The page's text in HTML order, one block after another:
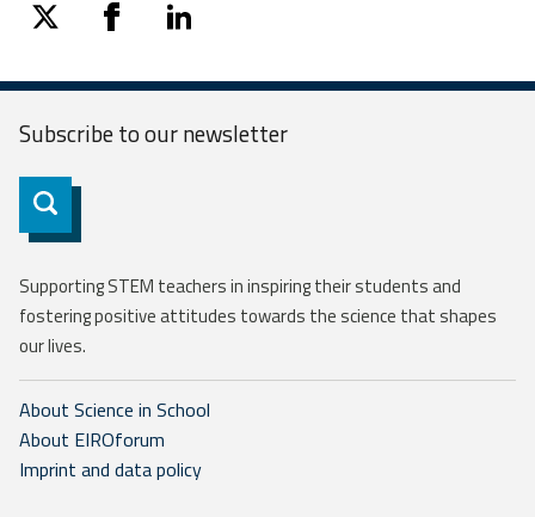
twitter facebooklinkedin
Subscribe to ournewsletter
Subscribe
Supporting STEM teachers in inspiring their students and
fostering positive attitudes towards the science that shapes
our lives.
About Science in School
About EIROforum
Imprint and data policy